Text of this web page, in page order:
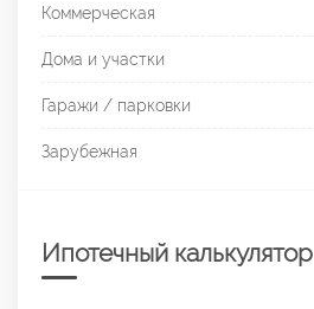
Коммерческая
Дома и участки
Гаражи / парковки
Зарубежная
Ипотечный калькулятор